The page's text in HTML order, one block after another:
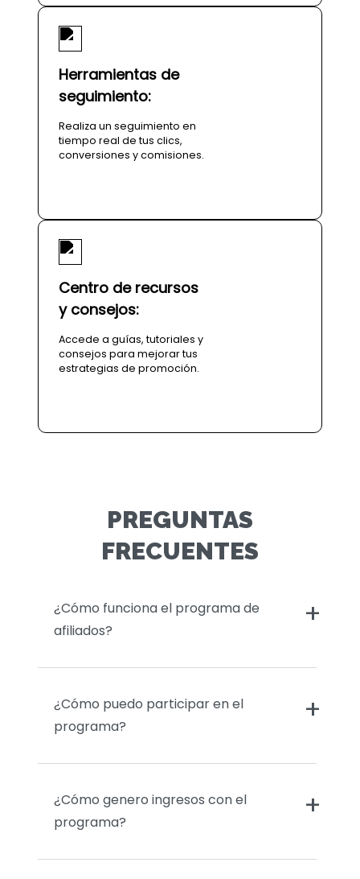
Herramientas de
seguimiento:
Realiza un seguimiento en
tiempo real de tus clics,
conversiones y comisiones.
Centro de recursos
y consejos:
Accede a guías, tutoriales y
consejos para mejorar tus
estrategias de promoción.
PREGUNTAS
FRECUENTES
¿Cómo funciona el programa de
afiliados?
¿Cómo puedo participar en el
programa?
¿Cómo genero ingresos con el
programa?